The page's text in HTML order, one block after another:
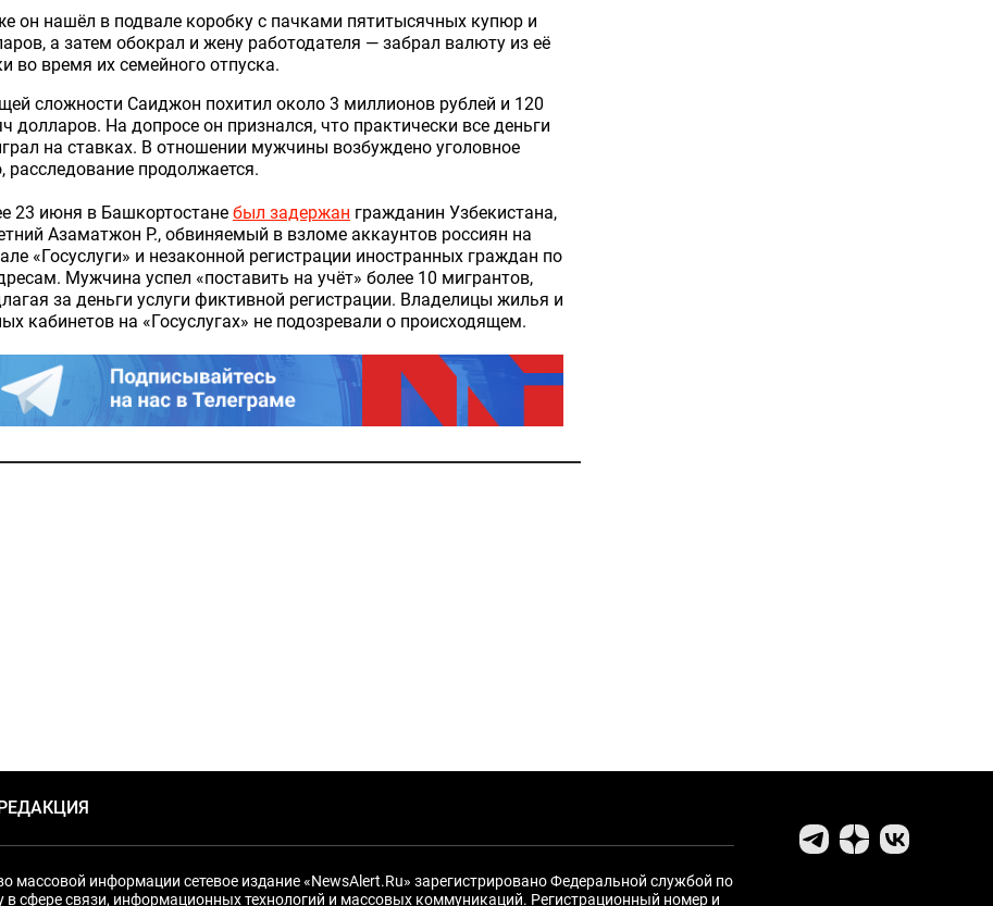
он нашёл в подвале коробку с пачками пятитысячных купюр и
а затем обокрал и жену работодателя — забрал валюту из её
во время их семейного отпуска.
сложности Саиджон похитил около 3 миллионов рублей и 120
долларов. На допросе он признался, что практически все деньги
на ставках. В отношении мужчины возбуждено уголовное
расследование продолжается.
23 июня в Башкортостане был задержан гражданин Узбекистана,
Азаматжон Р., обвиняемый в взломе аккаунтов россиян на
«Госуслуги» и незаконной регистрации иностранных граждан по
Мужчина успел «поставить на учёт» более 10 мигрантов,
за деньги услуги фиктивной регистрации. Владелицы жилья и
кабинетов на «Госуслугах» не подозревали о происходящем.
массовой информации сетевое издание «NewsAlert.Ru» зарегистрировано Федеральной службой по
в сфере связи, информационных технологий и массовых коммуникаций. Регистрационный номер и